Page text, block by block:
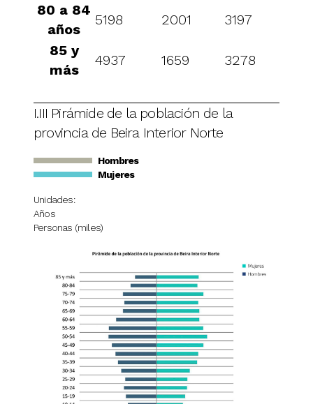
80 a 84
años
5198 2001
3197
85 y
más
4937 1659 3278
I.III Pirámide de la población de la
provincia de Beira Interior Norte
Hombres
Mujeres
Unidades:
Años
Personas (miles)